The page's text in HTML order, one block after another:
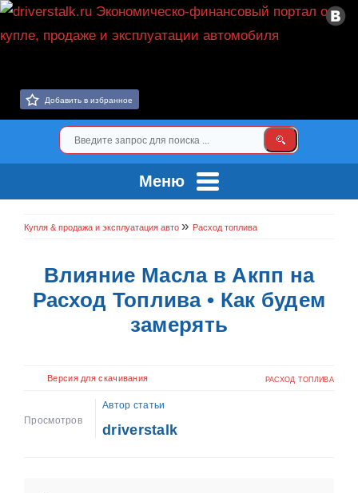
Добавить в избранное
Меню
Купля & продажа и эксплуатация авто » Расход топлива
Влияние Масла в Акпп на
Расход Топлива • Как будем
замерять
Версия для скачивания РАСХОД ТОПЛИВА
Просмотров
Автор статьи
driverstalk